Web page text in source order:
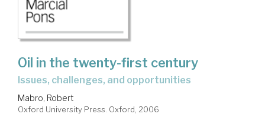
Oil in the twenty-first century
issues, challenges, and opportunities
Mabro, Robert
Oxford University Press. Oxford, 2006